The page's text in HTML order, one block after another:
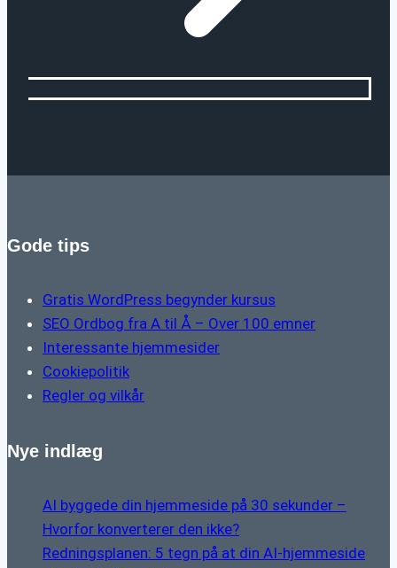
Gode tips
Gratis WordPress begynder kursus
SEO Ordbog fra A til Å – Over 100 emner
Interessante hjemmesider
Cookiepolitik
Regler og vilkår
Nye indlæg
AI byggede din hjemmeside på 30 sekunder –
Hvorfor konverterer den ikke?
Redningsplanen: 5 tegn på at din AI-hjemmeside